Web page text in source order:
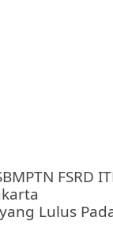
FSRD
Lulus